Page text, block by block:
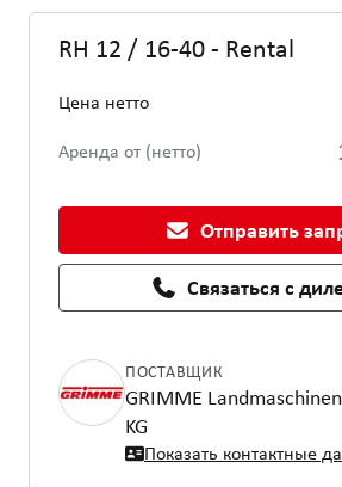
RH 12 / 16-40 - Rental
Цена нетто
Аренда от (нетто)
Отправить
Связаться с
ПОСТАВЩИК
GRIMME
KG
Показать контактные